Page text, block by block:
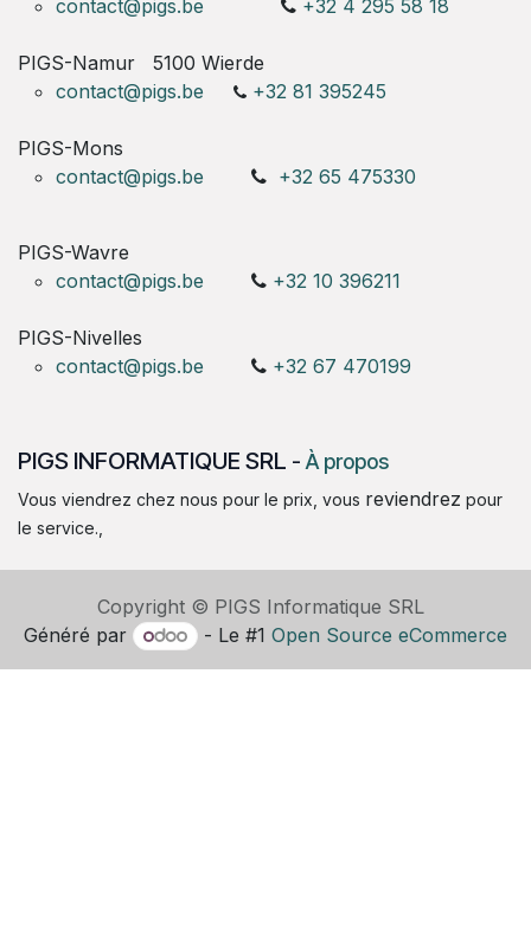
contact@pigs.be +32 4 295 58 18
PIGS-Namur
5100 Wierde
contact@pigs.be
+32 81 395245
PIGS-Mons
contact@pigs.be
+32 65 475330
PIGS-Wavre
contact@pigs.be
+32 10 396211
PIGS-Nivelles
contact@pigs.be
+32 67 470199
PIGS INFORMATIQUE SRL -À propos
Vous viendrez chez nous pour le prix, vous reviendrez pour
le service.,
Copyright © PIGS Informatique SRL
Généré par
- Le #1 Open Source eCommerce